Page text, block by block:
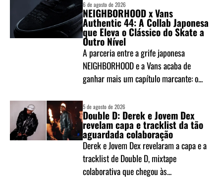
6 de agosto de 2026
NEIGHBORHOOD x Vans
Authentic 44: A Collab Japonesa
que Eleva o Clássico do Skate a
Outro Nível
A parceria entre a grife japonesa
NEIGHBORHOOD e a Vans acaba de
ganhar mais um capítulo marcante: o...
5 de agosto de 2026
Double D: Derek e Jovem Dex
revelam capa e tracklist da tão
aguardada colaboração
Derek e Jovem Dex revelaram a capa e a
tracklist de Double D, mixtape
colaborativa que chegou às...